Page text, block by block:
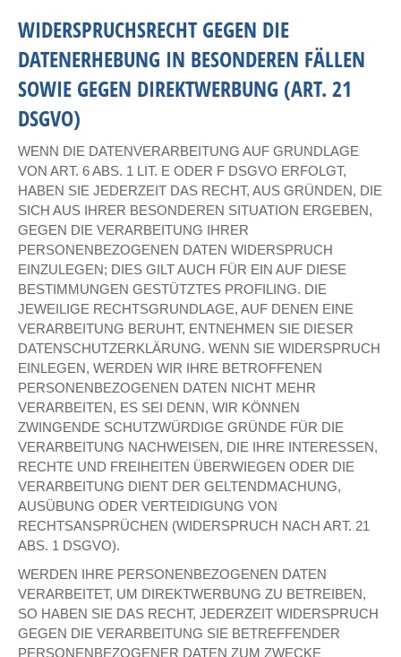
WIDERSPRUCHSRECHT GEGEN DIE
DATENERHEBUNG IN BESONDEREN FÄLLEN
SOWIE GEGEN DIREKTWERBUNG (ART. 21
DSGVO)
WENN DIE DATENVERARBEITUNG AUF GRUNDLAGE
VON ART. 6 ABS. 1 LIT. E ODER F DSGVO ERFOLGT,
HABEN SIE JEDERZEIT DAS RECHT, AUS GRÜNDEN, DIE
SICH AUS IHRER BESONDEREN SITUATION ERGEBEN,
GEGEN DIE VERARBEITUNG IHRER
PERSONENBEZOGENEN DATEN WIDERSPRUCH
EINZULEGEN; DIES GILT AUCH FÜR EIN AUF DIESE
BESTIMMUNGEN GESTÜTZTES PROFILING. DIE
JEWEILIGE RECHTSGRUNDLAGE, AUF DENEN EINE
VERARBEITUNG BERUHT, ENTNEHMEN SIE DIESER
DATENSCHUTZERKLÄRUNG. WENN SIE WIDERSPRUCH
EINLEGEN, WERDEN WIR IHRE BETROFFENEN
PERSONENBEZOGENEN DATEN NICHT MEHR
VERARBEITEN, ES SEI DENN, WIR KÖNNEN
ZWINGENDE SCHUTZWÜRDIGE GRÜNDE FÜR DIE
VERARBEITUNG NACHWEISEN, DIE IHRE INTERESSEN,
RECHTE UND FREIHEITEN ÜBERWIEGEN ODER DIE
VERARBEITUNG DIENT DER GELTENDMACHUNG,
AUSÜBUNG ODER VERTEIDIGUNG VON
RECHTSANSPRÜCHEN (WIDERSPRUCH NACH ART. 21
ABS. 1 DSGVO).
WERDEN IHRE PERSONENBEZOGENEN DATEN
VERARBEITET, UM DIREKTWERBUNG ZU BETREIBEN,
SO HABEN SIE DAS RECHT, JEDERZEIT WIDERSPRUCH
GEGEN DIE VERARBEITUNG SIE BETREFFENDER
PERSONENBEZOGENER DATEN ZUM ZWECKE